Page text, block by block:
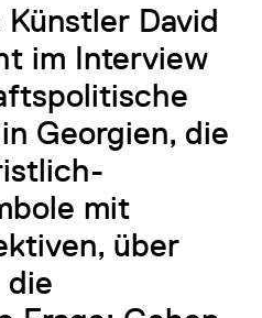
David
im Interview
Georgien, die
mit
über
die